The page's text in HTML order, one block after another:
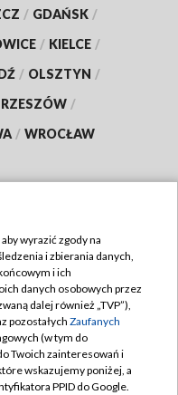
/ GDAŃSK /
/ KIELCE /
/ OLSZTYN /
RZESZÓW /
/ WROCŁAW
wyrazić zgody na
i zbierania danych,
i ich
danych osobowych przez
dalej również „TVP”),
pozostałych Zaufanych
(w tym do
Twoich zainteresowań i
wskazujemy poniżej, a
PPID do Google.